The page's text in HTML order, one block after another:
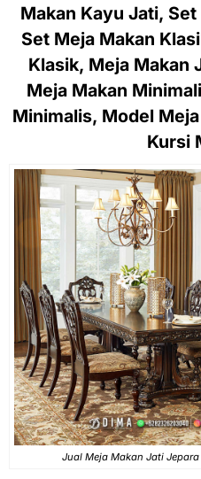
Makan Kayu Jati,
Set Meja Makan
Klasik, Meja Makan
Meja Makan
Minimalis, Model
Kursi
Jual Meja Makan Jati